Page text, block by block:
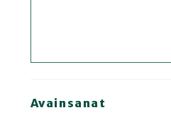
Avainsanat